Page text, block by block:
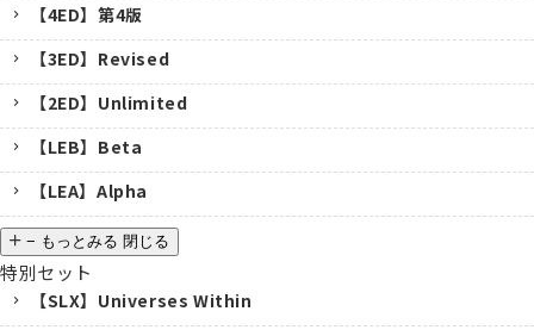
【4ED】第4版
【3ED】Revised
【2ED】Unlimited
【LEB】Beta
【LEA】Alpha
− もっとみる 閉じる
特別セット
【SLX】Universes Within